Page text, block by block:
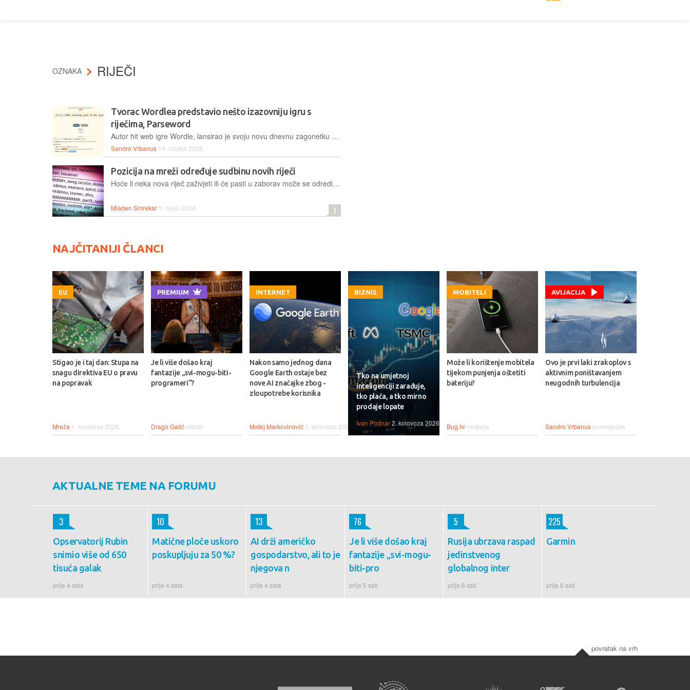
OZNAKA RIJEČI
Tvorac Wordlea predstavio nešto izazovniju igru s
riječima, Parseword
Autor hit web igre Wordle, lansirao je svoju novu dnevnu zagonetku s riječima inspiriranu kriptičnim križaljkama, koja igračima nudi složenije izazove i zahtijeva dublje poznavanje engleskog jezika
Sandro Vrbanus 14. ožujka 2026.
Pozicija na mreži određuje sudbinu novih riječi
Hoće li neka nova riječ zaživjeti ili će pasti u zaborav može se odrediti prema broju veza koje na društvenim mrežama imaju oni koji ih šire
Mladen Smrekar 5. rujna 2024. 1
NAJČITANIJI ČLANCI
EU
Stigao je i taj dan: Stupa na
snagu direktiva EU o pravu
na popravak
Mreža 1. kolovoza 2026.
PREMIUM
Je li više došao kraj
fantazije „svi-mogu-biti-
programeri“?
Drago Galić utorak
INTERNET
Nakon samo jednog dana
Google Earth ostaje bez
nove AI značajke zbog -
zloupotrebe korisnika
Matej Markovinović 1. kolovoza 2026.
BIZNIS
Tko na umjetnoj
inteligenciji zarađuje,
tko plaća, a tko mirno
prodaje lopate
Ivan Podnar2. kolovoza 2026.
MOBITELI
Može li korištenje mobitela
tijekom punjenja oštetiti
bateriju?
Bug.hr nedjelja
AVIJACIJA
Ovo je prvi laki zrakoplov s
aktivnim poništavanjem
neugodnih turbulencija
Sandro Vrbanus ponedjeljak
AKTUALNE TEME NA FORUMU
Opservatorij Rubin
snimio više od 650
tisuća galak
prije 4 sata
3
Matične ploče uskoro
poskupljuju za 50 %?
prije 4 sata
10
AI drži američko
gospodarstvo, ali to je
njegova n
prije 4 sata
13
Je li više došao kraj
fantazije „svi-mogu-
biti-pro
prije 5 sati
76
Rusija ubrzava raspad
jedinstvenog
globalnog inter
prije 6 sati
5
Garmin
prije 6 sati
225
povratak na vrh